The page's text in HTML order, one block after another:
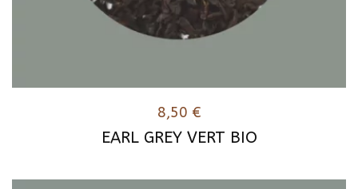
EARL GREY VERT BIO
8,50 €